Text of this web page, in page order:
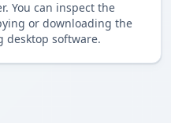
You can inspect the
or downloading the
software.